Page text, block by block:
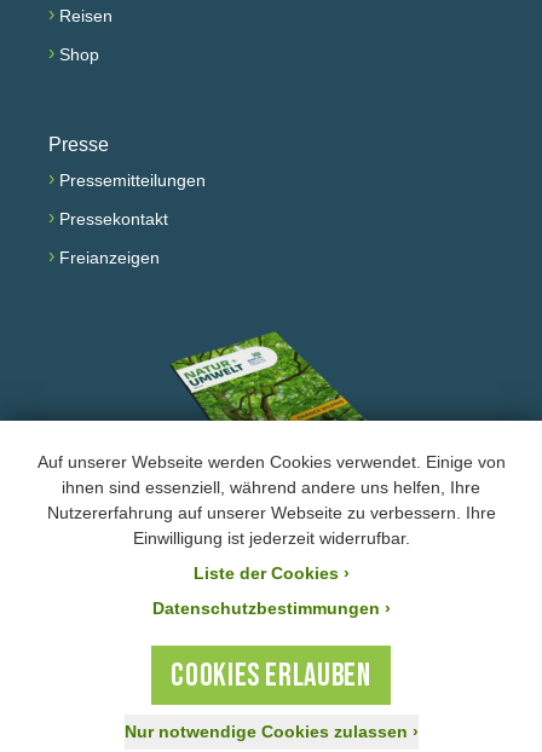
Auf unserer Webseite werden Cookies verwendet. Einige von
ihnen sind essenziell, während andere uns helfen, Ihre
Nutzererfahrung auf unserer Webseite zu verbessern. Ihre
Einwilligung ist jederzeit widerrufbar.
Liste der Cookies ›
Datenschutzbestimmungen ›
COOKIES ERLAUBEN
Nur notwendige Cookies zulassen ›
› Reisen
› Shop
Presse
› Pressemitteilungen
› Pressekontakt
› Freianzeigen
FacebookInstagramYouTube
› Impressum und Datenschutz
BUND Naturschutz ist steuerlich absetzbar.